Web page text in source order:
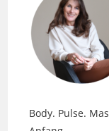
Body. Pulse.